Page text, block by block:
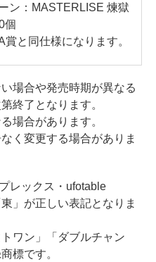
ン：MASTERLISE 煉獄
個
と同仕様になります。
場合や発売時期が異なる
終了となります。
場合があります。
く変更する場合がありま
レックス・ufotable
」が正しい表記となりま
ワン」「ダブルチャン
標です。